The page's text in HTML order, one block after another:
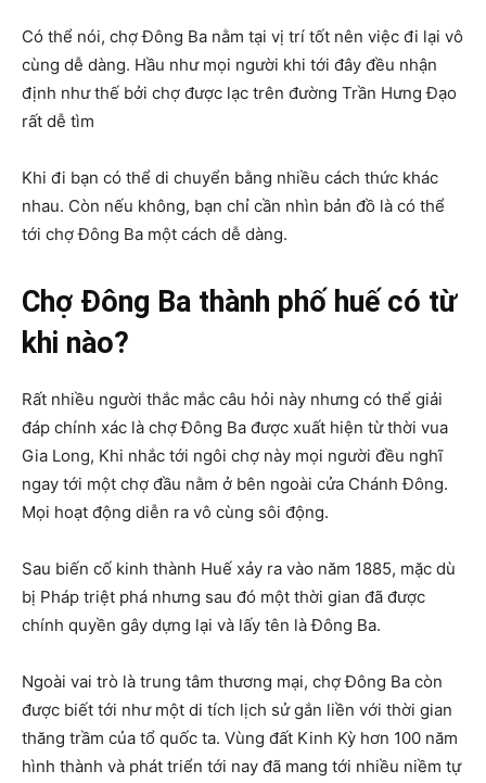
Có thể nói, chợ Đông Ba nằm tại vị trí tốt nên việc đi lại vô
cùng dễ dàng. Hầu như mọi người khi tới đây đều nhận
định như thế bởi chợ được lạc trên đường Trần Hưng Đạo
rất dễ tìm
Khi đi bạn có thể di chuyển bằng nhiều cách thức khác
nhau. Còn nếu không, bạn chỉ cần nhìn bản đồ là có thể
tới chợ Đông Ba một cách dễ dàng.
Chợ Đông Ba thành phố huế có từ
khi nào?
Rất nhiều người thắc mắc câu hỏi này nhưng có thể giải
đáp chính xác là chợ Đông Ba được xuất hiện từ thời vua
Gia Long, Khi nhắc tới ngôi chợ này mọi người đều nghĩ
ngay tới một chợ đầu nằm ở bên ngoài cửa Chánh Đông.
Mọi hoạt động diễn ra vô cùng sôi động.
Sau biến cố kinh thành Huế xảy ra vào năm 1885, mặc dù
bị Pháp triệt phá nhưng sau đó một thời gian đã được
chính quyền gây dựng lại và lấy tên là Đông Ba.
Ngoài vai trò là trung tâm thương mại, chợ Đông Ba còn
được biết tới như một di tích lịch sử gắn liền với thời gian
thăng trầm của tổ quốc ta. Vùng đất Kinh Kỳ hơn 100 năm
hình thành và phát triển tới nay đã mang tới nhiều niềm tự